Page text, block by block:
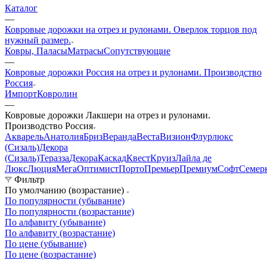
Каталог
—
Ковровые дорожки на отрез и рулонами. Оверлок торцов под
нужный размер.
Ковры, ПаласыМатрасыСопутствующие
—
Ковровые дорожки Россия на отрез и рулонами. Производство
Россия
ИмпортКовролин
—
Ковровые дорожки Лакшери на отрез и рулонами.
Производство Россия
АкварельАнатолияБризВерандаВестаВизионФлурлюкс
(Сизаль)Декора
(Сизаль)ТераззаДекораКаскадКвестКруизЛайла де
ЛюксЛюцияМегаОптимистПортоПремьерПремиумСофт
Фильтр
По умолчанию (возрастание)
По популярности (убывание)
По популярности (возрастание)
По алфавиту (убывание)
По алфавиту (возрастание)
По цене (убывание)
По цене (возрастание)